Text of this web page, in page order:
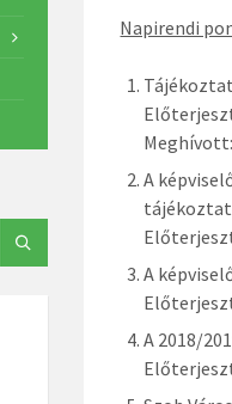
Napirendi
A
A
A 2018/